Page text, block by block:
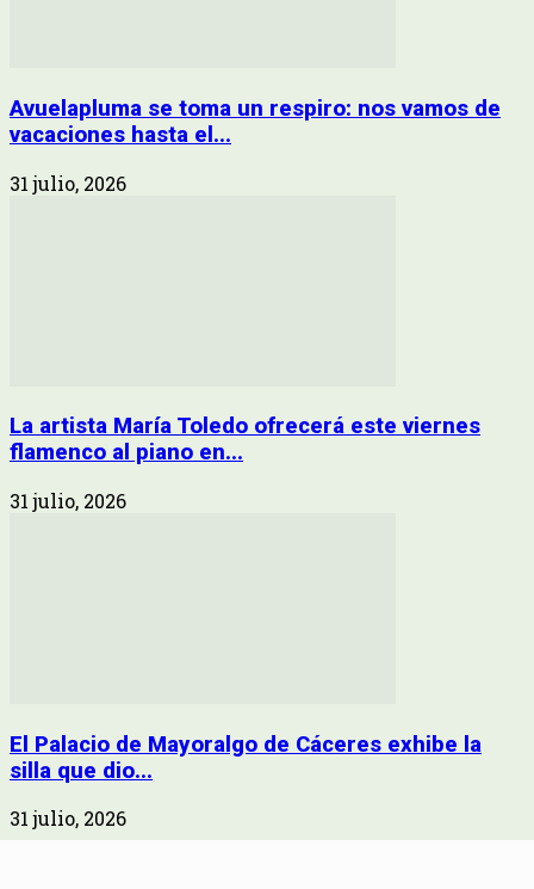
Avuelapluma se toma un respiro: nos vamos de
vacaciones hasta el...
31 julio, 2026
La artista María Toledo ofrecerá este viernes
flamenco al piano en...
31 julio, 2026
El Palacio de Mayoralgo de Cáceres exhibe la
silla que dio...
31 julio, 2026